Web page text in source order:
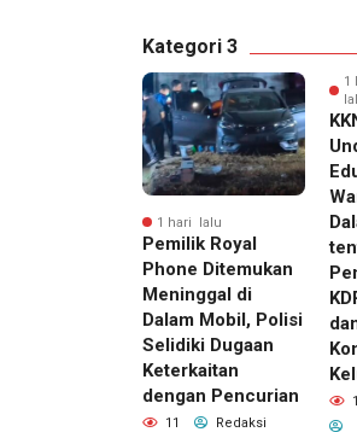
Kategori 3
1 hari lalu
Pemilik Royal
Phone Ditemukan
Meninggal di
Dalam Mobil, Polisi
Selidiki Dugaan
Keterkaitan
dengan Pencurian
11 Redaksi
1